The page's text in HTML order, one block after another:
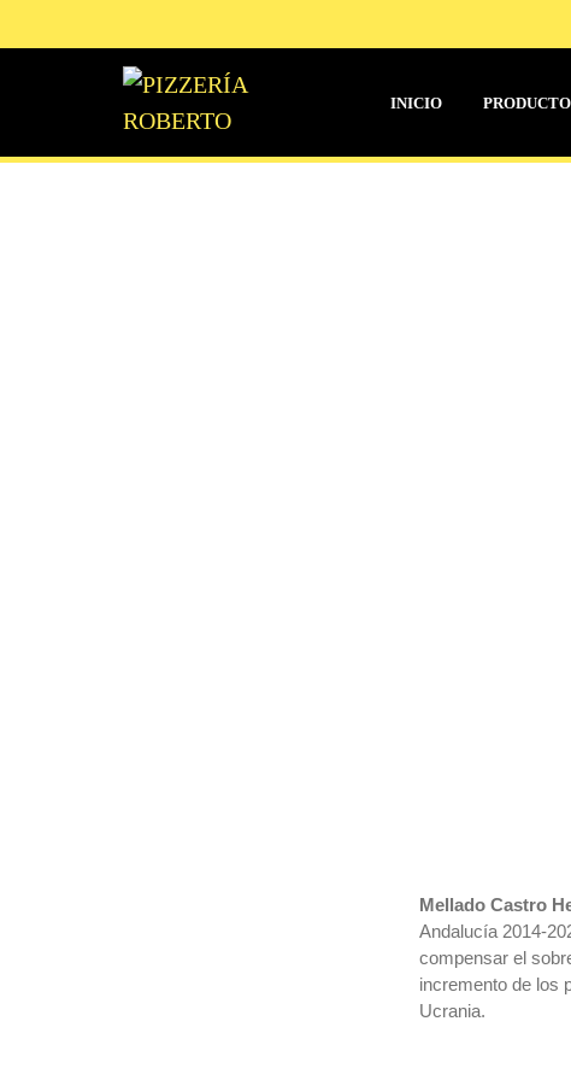
INICIO
Mellado Castro
Andalucía 2014-
compensar el
incremento de los
Ucrania.